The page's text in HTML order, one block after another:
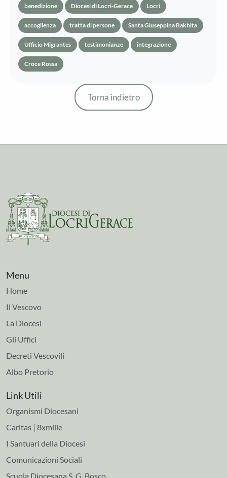
benedizione Diocesi di Locri-Gerace Locri
accoglienza tratta di persone Santa Giuseppina Bakhita
Ufficio Migrantes testimonianze integrazione
Croce Rossa
Torna indietro
Menu
Home
Il Vescovo
La Diocesi
Gli Uffici
Decreti Vescovili
Albo Pretorio
Link Utili
Organismi Diocesani
Caritas | 8xmille
I Santuari della Diocesi
Comunicazioni Sociali
Scuola Diocesana S. G. Bosco